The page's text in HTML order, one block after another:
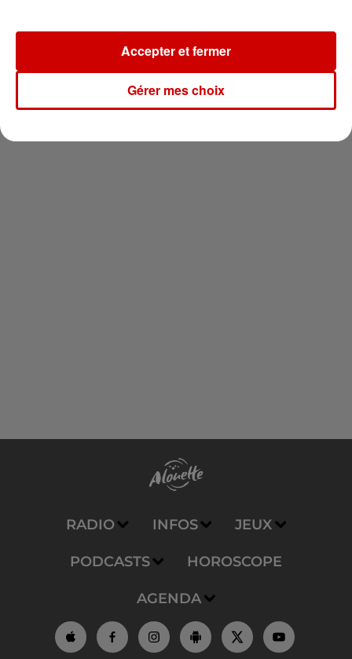
Newsletter
RADIO INFOS JEUX
PODCASTS HOROSCOPE
AGENDA
Gérer mes choix
Accepter et fermer